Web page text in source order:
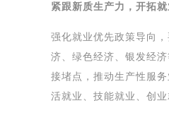
紧跟新质生产力，开拓
强化就业优先政策导向
济、绿色经济、银发经
接堵点，推动生产性服
活就业、技能就业、创业